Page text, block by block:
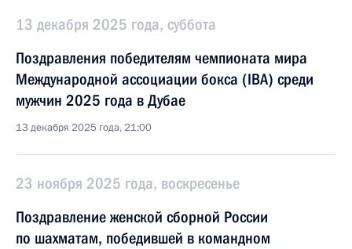
13 декабря 2025 года, суббота
Поздравления победителям чемпионата мира
Международной ассоциации бокса (IBА) среди
мужчин 2025 года в Дубае
13 декабря 2025 года, 21:00
23 ноября 2025 года, воскресенье
Поздравление женской сборной России
по шахматам, победившей в командном